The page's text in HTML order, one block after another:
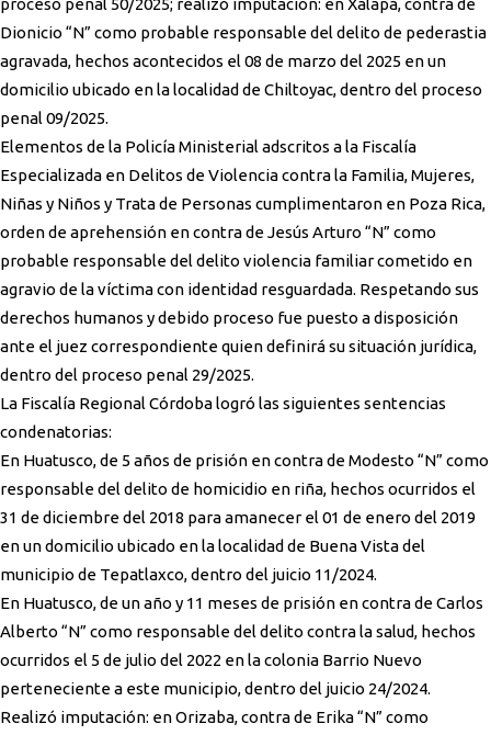
proceso penal 50/2025; realizó imputación: en Xalapa, contra de
Dionicio “N” como probable responsable del delito de pederastia
agravada, hechos acontecidos el 08 de marzo del 2025 en un
domicilio ubicado en la localidad de Chiltoyac, dentro del proceso
penal 09/2025.
Elementos de la Policía Ministerial adscritos a la Fiscalía
Especializada en Delitos de Violencia contra la Familia, Mujeres,
Niñas y Niños y Trata de Personas cumplimentaron en Poza Rica,
orden de aprehensión en contra de Jesús Arturo “N” como
probable responsable del delito violencia familiar cometido en
agravio de la víctima con identidad resguardada. Respetando sus
derechos humanos y debido proceso fue puesto a disposición
ante el juez correspondiente quien definirá su situación jurídica,
dentro del proceso penal 29/2025.
La Fiscalía Regional Córdoba logró las siguientes sentencias
condenatorias:
En Huatusco, de 5 años de prisión en contra de Modesto “N” como
responsable del delito de homicidio en riña, hechos ocurridos el
31 de diciembre del 2018 para amanecer el 01 de enero del 2019
en un domicilio ubicado en la localidad de Buena Vista del
municipio de Tepatlaxco, dentro del juicio 11/2024.
En Huatusco, de un año y 11 meses de prisión en contra de Carlos
Alberto “N” como responsable del delito contra la salud, hechos
ocurridos el 5 de julio del 2022 en la colonia Barrio Nuevo
perteneciente a este municipio, dentro del juicio 24/2024.
Realizó imputación: en Orizaba, contra de Erika “N” como